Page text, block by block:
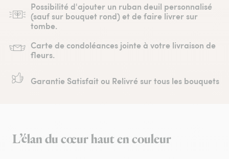
Possibilité d'ajouter un ruban deuil personnalisé
(sauf sur bouquet rond) et de faire livrer sur
tombe.
Carte de condoléances jointe à votre livraison de
fleurs.
Garantie Satisfait ou Relivré sur tous les bouquets
L’élan du cœur haut en couleur